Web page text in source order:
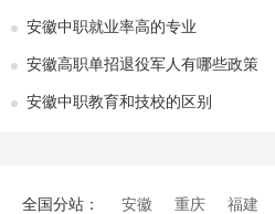
安徽中职就业率高的专业
安徽高职单招退役军人有哪些政策
安徽中职教育和技校的区别
全国分站： 安徽 重庆 福建